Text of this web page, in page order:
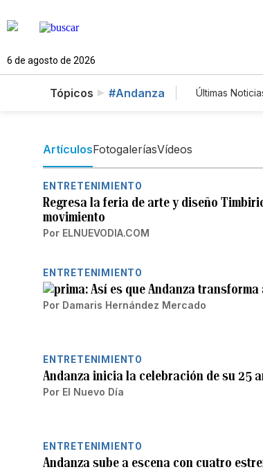
6 de agosto de 2026
Tópicos #Andanza Últimas
ArtículosFotogaleríasVídeos
ENTRETENIMIENTO
Regresa la feria de arte y diseño
movimiento
Por ELNUEVODIA.COM
ENTRETENIMIENTO
Así es que Andanza
Por Damaris Hernández Mercado
ENTRETENIMIENTO
Andanza inicia la celebración de su 25
Por El Nuevo Día
ENTRETENIMIENTO
Andanza sube a escena con cuatro